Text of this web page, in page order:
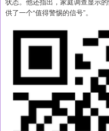
供了一个“值得警惕的信号”。